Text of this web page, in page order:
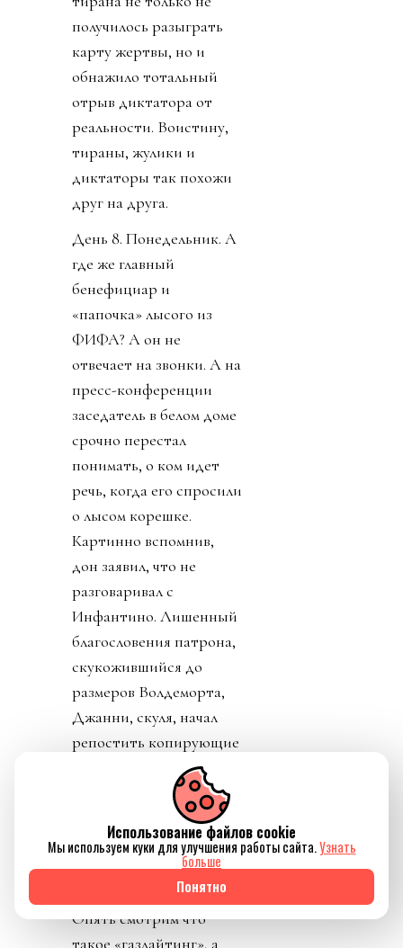
получилось разыграть
карту жертвы, но и
обнажило тотальный
отрыв диктатора от
реальности. Воистину,
тираны, жулики и
диктаторы так похожи
друг на друга.
День 8. Понедельник. А
где же главный
бенефициар и
«папочка» лысого из
ФИФА? А он не
отвечает на звонки. А на
пресс-конференции
заседатель в белом доме
срочно перестал
понимать, о ком идет
речь, когда его спросили
о лысом корешке.
Картинно вспомнив,
дон заявил, что не
разговаривал с
Инфантино. Лишенный
благословения патрона,
скукожившийся до
размеров Волдеморта,
Джанни, скуля, начал
репостить копирующие
текст друг друга посты
приветствовавших
решение его,
Инфантино, отменить
план прихватизации.
Опять смотрим что
такое «газлайтинг», а
Использование файлов cookie
Мы используем куки для улучшения работы сайта.Узнать
больше
Понятно